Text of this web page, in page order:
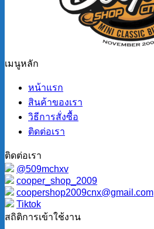
เมนูหลัก
หน้าแรก
สินค้าของเรา
วิธีการสั่งซื้อ
ติดต่อเรา
ติดต่อเรา
@509mchxv
cooper_shop_2009
coopershop2009cnx@gmail.com
Tiktok
สถิติการเข้าใช้งาน